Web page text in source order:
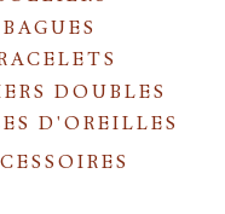
BAGUES
DOUBLES
D'OREILLES